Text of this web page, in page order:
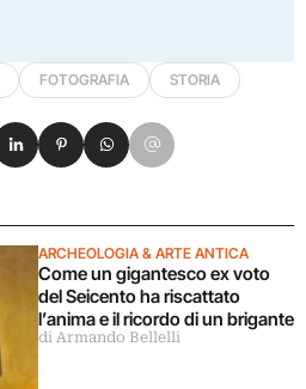
FOTOGRAFIA STORIA
ARCHEOLOGIA & ARTE ANTICA
Come un gigantesco ex voto
del Seicento ha riscattato
l’anima e il ricordo di un brigante
di Armando Bellelli
Facebook
su Xsu LinkedIn
Condividi su Pinterest
Condividi su WhatsApp
Condividi su Email